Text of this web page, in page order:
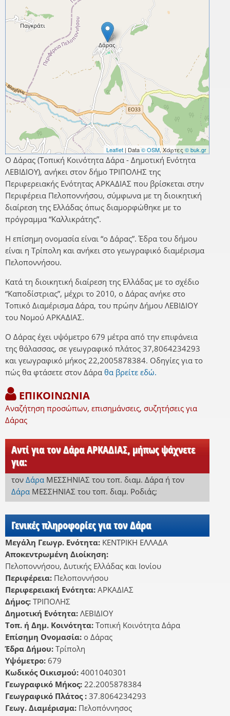
Leaflet | Data© OSM, Χάρτες © buk.gr
Ο Δάρας (Τοπική Κοινότητα Δάρα - Δημοτική Ενότητα
ΛΕΒΙΔΙΟΥ), ανήκει στον δήμο ΤΡΙΠΟΛΗΣ της
Περιφερειακής Ενότητας ΑΡΚΑΔΙΑΣ που βρίσκεται στην
Περιφέρεια Πελοποννήσου, σύμφωνα με τη διοικητική
διαίρεση της Ελλάδας όπως διαμορφώθηκε με το
πρόγραμμα “Καλλικράτης”.
Η επίσημη ονομασία είναι “ο Δάρας”. Έδρα του δήμου
είναι η Τρίπολη και ανήκει στο γεωγραφικό διαμέρισμα
Πελοποννήσου.
Κατά τη διοικητική διαίρεση της Ελλάδας με το σχέδιο
“Καποδίστριας”, μέχρι το 2010, ο Δάρας ανήκε στο
Τοπικό Διαμέρισμα Δάρα, του πρώην Δήμου ΛΕΒΙΔΙΟΥ
του Νομού ΑΡΚΑΔΙΑΣ.
Ο Δάρας έχει υψόμετρο 679 μέτρα από την επιφάνεια
της θάλασσας, σε γεωγραφικό πλάτος 37,8064234293
και γεωγραφικό μήκος 22,2005878384. Οδηγίες για το
πώς θα φτάσετε στον Δάρα θα βρείτε εδώ.
ΕΠΙΚΟΙΝΩΝΙΑ
Αναζήτηση προσώπων, επισημάνσεις, συζητήσεις για
Δάρας
Αντί για τον Δάρα ΑΡΚΑΔΙΑΣ, μήπως ψάχνετε
για:
τον Δάρα ΜΕΣΣΗΝΙΑΣ του τοπ. διαμ. Δάραή τον
Δάρα ΜΕΣΣΗΝΙΑΣ του τοπ. διαμ. Ροδιάς;
Γενικές πληροφορίες για τον Δάρα
Μεγάλη Γεωγρ. Ενότητα: ΚΕΝΤΡΙΚΗ ΕΛΛΑΔΑ
Αποκεντρωμένη Διοίκηση:
Πελοποννήσου, Δυτικής Ελλάδας και Ιονίου
Περιφέρεια: Πελοποννήσου
Περιφερειακή Ενότητα: ΑΡΚΑΔΙΑΣ
Δήμος: ΤΡΙΠΟΛΗΣ
Δημοτική Ενότητα: ΛΕΒΙΔΙΟΥ
Τοπ. ή Δημ. Κοινότητα: Τοπική Κοινότητα Δάρα
Επίσημη Ονομασία: ο Δάρας
Έδρα Δήμου: Τρίπολη
Υψόμετρο: 679
Κωδικός Οικισμού: 4001040301
Γεωγραφικό Μήκος: 22.2005878384
Γεωγραφικό Πλάτος : 37.8064234293
Γεωγ. Διαμέρισμα: Πελοπόννησος